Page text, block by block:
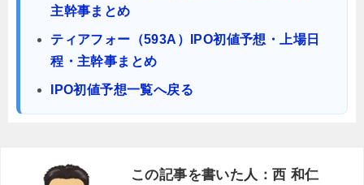
主幹事まとめ
ティアフォー（593A）IPO初値予想・上場日
程・主幹事まとめ
IPO初値予想一覧へ戻る
この記事を書いた人：西 和仁